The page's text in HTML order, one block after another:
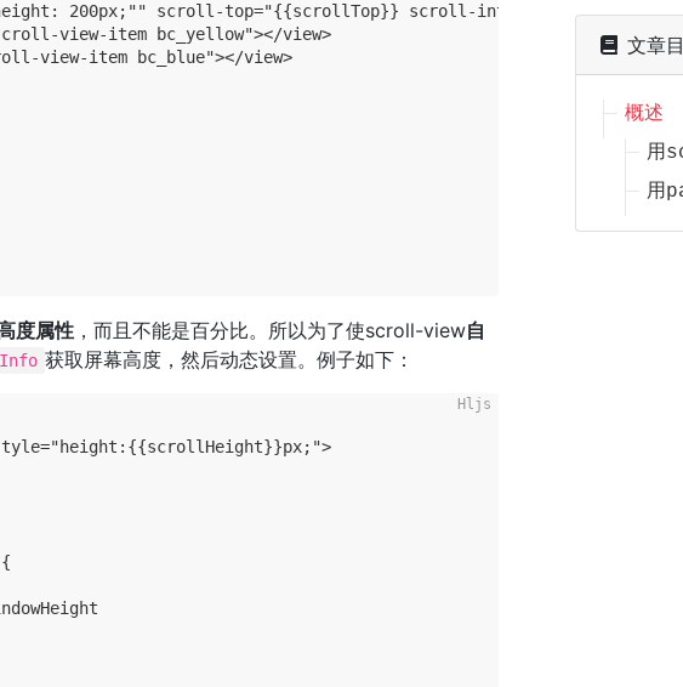
200px;"" scroll-top="{{scrollTop}} scroll-into-
view-item bc_yellow"></view>
view-item bc_blue"></view>
度属性 ，而且不能是百分比。所以为了使scroll-view自
获取屏幕高度，然后动态设置。例子如下：
文章
概述
用
用